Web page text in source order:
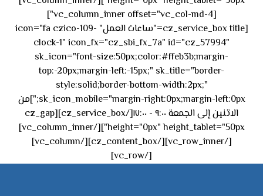
[vc_column_inner offset="vc_col-md-4"]
[cz_service_box title="ساعات العمل" icon="fa czico-109-
clock-1" icon_fx="cz_sbi_fx_7a" id="cz_57994"
sk_icon="font-size:50px;color:#ffeb3b;margin-
top:-20px;margin-left:-15px;" sk_title="border-
style:solid;border-bottom-width:2px;"
sk_icon_mobile="margin-right:0px;margin-left:0px;"]من
الاثنين إلى الجمعة ٩:٠٠ - ١٧:٠٠[/cz_service_box][cz_gap
height="0px" height_tablet="50px"][/vc_column_inner]
[/vc_row_inner][/cz_content_box][/vc_column]
[/vc_row]